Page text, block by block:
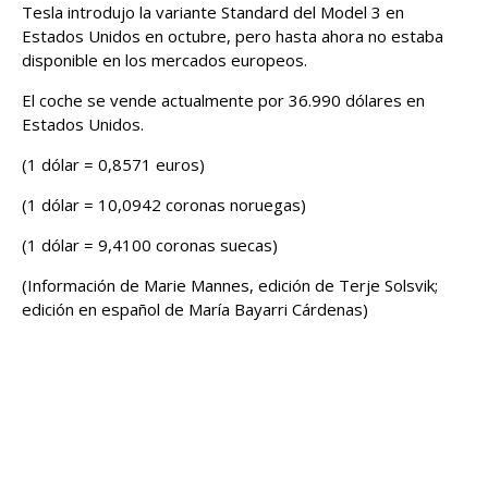
Tesla introdujo la variante ​Standard del Model 3 en ​
Estados Unidos en octubre, pero hasta ahora no estaba
disponible en los mercados ‍europeos.
El coche ⁠se vende actualmente por 36.990 dólares en
Estados Unidos.
(1 dólar = 0,8571 euros)
(1 dólar = 10,0942 ⁠coronas noruegas)
(1 dólar = 9,4100 coronas suecas)
(Información de Marie Mannes, ‌edición de Terje Solsvik;
edición en español ‌de María Bayarri Cárdenas)